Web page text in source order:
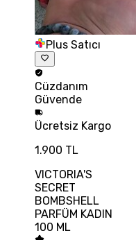
Plus Satıcı
Cüzdanım
Güvende
Ücretsiz Kargo
1.900 TL
VICTORIA'S
SECRET
BOMBSHELL
PARFÜM KADIN
100 ML